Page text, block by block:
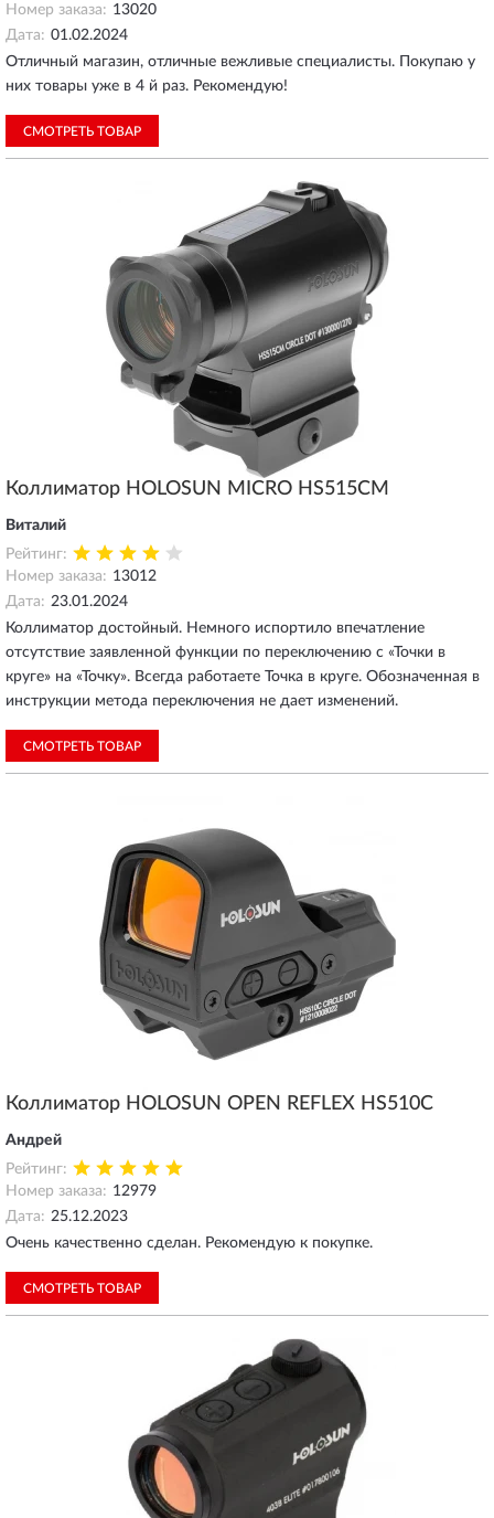
Номер заказа: 13020
Дата: 01.02.2024
Отличный магазин, oтличные вежливые специалисты. Покупаю у
них товары уже в 4 й раз. Рекомендую!
СМОТРЕТЬ ТОВАР
Коллиматор HOLOSUN MICRO HS515CM
Виталий
Рейтинг:
Номер заказа: 13012
Дата: 23.01.2024
Коллиматор достойный. Немного испортило впечатление
отсутствие заявленной функции по переключению с «Точки в
круге» на «Точку». Всегда работаете Точка в круге. Обозначенная в
инструкции метода переключения не дает изменений.
СМОТРЕТЬ ТОВАР
Коллиматор HOLOSUN OPEN REFLEX HS510C
Андрей
Рейтинг:
Номер заказа: 12979
Дата: 25.12.2023
Очень качественно сделан. Рекомендую к покупке.
СМОТРЕТЬ ТОВАР